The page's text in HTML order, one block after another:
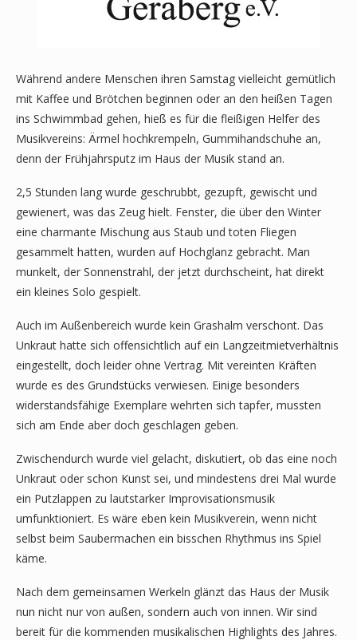
Während andere Menschen ihren Samstag vielleicht gemütlich
mit Kaffee und Brötchen beginnen oder an den heißen Tagen
ins Schwimmbad gehen, hieß es für die fleißigen Helfer des
Musikvereins: Ärmel hochkrempeln, Gummihandschuhe an,
denn der Frühjahrsputz im Haus der Musik stand an.
2,5 Stunden lang wurde geschrubbt, gezupft, gewischt und
gewienert, was das Zeug hielt. Fenster, die über den Winter
eine charmante Mischung aus Staub und toten Fliegen
gesammelt hatten, wurden auf Hochglanz gebracht. Man
munkelt, der Sonnenstrahl, der jetzt durchscheint, hat direkt
ein kleines Solo gespielt.
Auch im Außenbereich wurde kein Grashalm verschont. Das
Unkraut hatte sich offensichtlich auf ein Langzeitmietverhältnis
eingestellt, doch leider ohne Vertrag. Mit vereinten Kräften
wurde es des Grundstücks verwiesen. Einige besonders
widerstandsfähige Exemplare wehrten sich tapfer, mussten
sich am Ende aber doch geschlagen geben.
Zwischendurch wurde viel gelacht, diskutiert, ob das eine noch
Unkraut oder schon Kunst sei, und mindestens drei Mal wurde
ein Putzlappen zu lautstarker Improvisationsmusik
umfunktioniert. Es wäre eben kein Musikverein, wenn nicht
selbst beim Saubermachen ein bisschen Rhythmus ins Spiel
käme.
Nach dem gemeinsamen Werkeln glänzt das Haus der Musik
nun nicht nur von außen, sondern auch von innen. Wir sind
bereit für die kommenden musikalischen Highlights des Jahres.